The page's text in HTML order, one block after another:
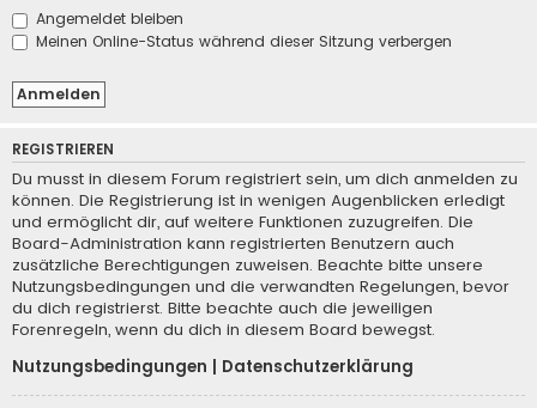
Angemeldet bleiben
Meinen Online-Status während dieser Sitzung verbergen
REGISTRIEREN
Du musst in diesem Forum registriert sein, um dich anmelden zu
können. Die Registrierung ist in wenigen Augenblicken erledigt
und ermöglicht dir, auf weitere Funktionen zuzugreifen. Die
Board-Administration kann registrierten Benutzern auch
zusätzliche Berechtigungen zuweisen. Beachte bitte unsere
Nutzungsbedingungen und die verwandten Regelungen, bevor
du dich registrierst. Bitte beachte auch die jeweiligen
Forenregeln, wenn du dich in diesem Board bewegst.
Nutzungsbedingungen
Datenschutzerklärung